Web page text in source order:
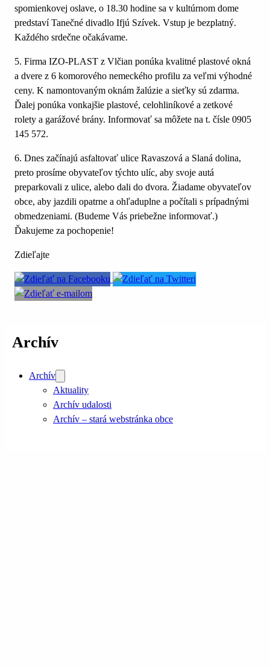
spomienkovej oslave, o 18.30 hodine sa v kultúrnom dome
predstaví Tanečné divadlo Ifjú Szívek. Vstup je bezplatný.
Každého srdečne očakávame.
5. Firma IZO-PLAST z Vlčian ponúka kvalitné plastové okná
a dvere z 6 komorového nemeckého profilu za veľmi výhodné
ceny. K namontovaným oknám žalúzie a sieťky sú zdarma.
Ďalej ponúka vonkajšie plastové, celohliníkové a zetkové
rolety a garážové brány. Informovať sa môžete na t. čísle 0905
145 572.
6. Dnes začínajú asfaltovať ulice Ravaszová a Slaná dolina,
preto prosíme obyvateľov týchto ulíc, aby svoje autá
preparkovali z ulice, alebo dali do dvora. Žiadame obyvateľov
obce, aby jazdili opatrne a ohľaduplne a počítali s prípadnými
obmedzeniami. (Budeme Vás priebežne informovať.)
Ďakujeme za pochopenie!
Zdieľajte
Archív
Archív
Aktuality
Archív udalosti
Archív – stará webstránka obce